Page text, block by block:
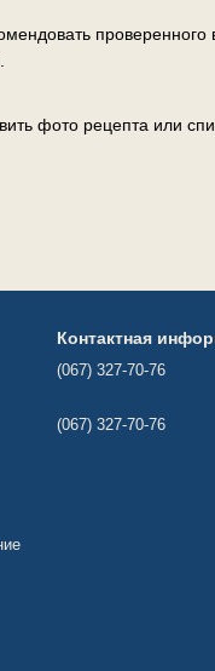
фото рецепта или
Контактная
(067) 327-70-76
(067) 327-70-76